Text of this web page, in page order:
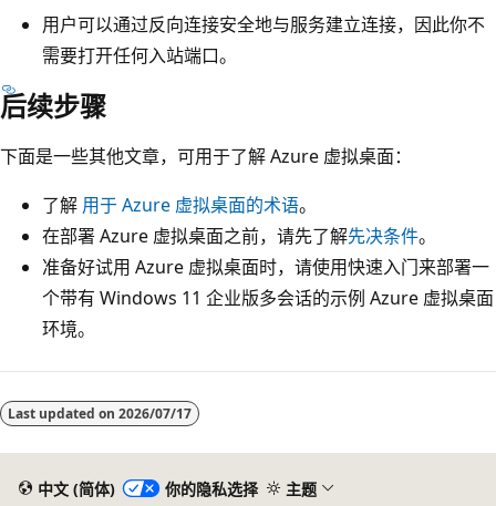
用户可以通过反向连接安全地与服务建立连接，因此你不
需要打开任何入站端口。
后续步骤
下面是一些其他文章，可用于了解 Azure 虚拟桌面：
了解 用于 Azure 虚拟桌面的术语。
在部署 Azure 虚拟桌面之前，请先了解先决条件。
准备好试用 Azure 虚拟桌面时，请使用快速入门来部署一
个带有 Windows 11 企业版多会话的示例 Azure 虚拟桌面
环境。
阅
读Last updated on 2026/07/17
中文 (简体) 你的隐私选择 主题